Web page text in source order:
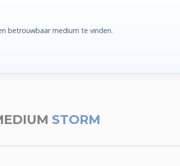
betrouwbaar medium te vinden.
STORM